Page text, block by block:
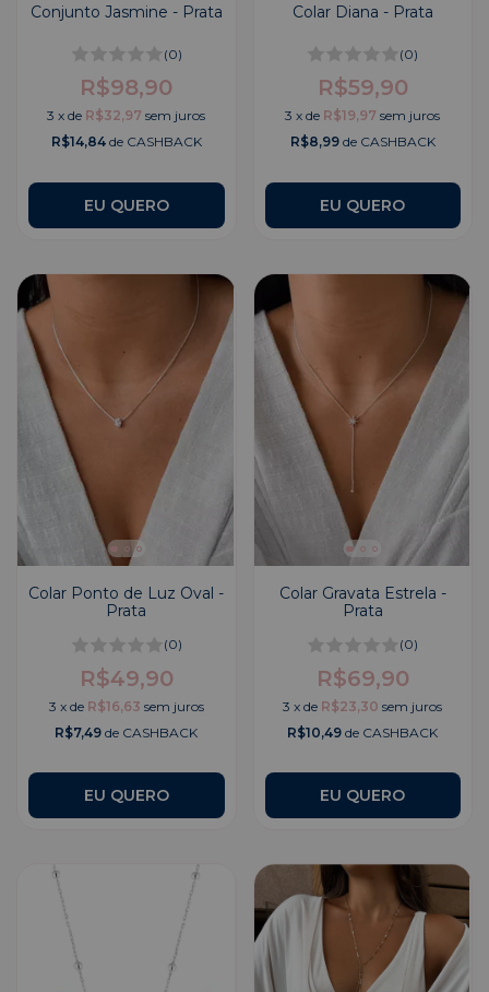
Conjunto Jasmine - Prata
(0)
R$98,90
3 xde R$32,97 sem juros
R$14,84de CASHBACK
Colar Diana - Prata
(0)
R$59,90
3 xde R$19,97 sem juros
R$8,99de CASHBACK
Colar Ponto de Luz Oval -
Prata
(0)
R$49,90
3 x de R$16,63 sem juros
R$7,49 de CASHBACK
Colar Gravata Estrela -
Prata
(0)
R$69,90
3 xde R$23,30 sem juros
R$10,49 de CASHBACK